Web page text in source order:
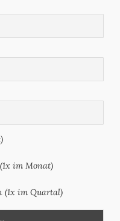
im Monat)
(1x im Quartal)